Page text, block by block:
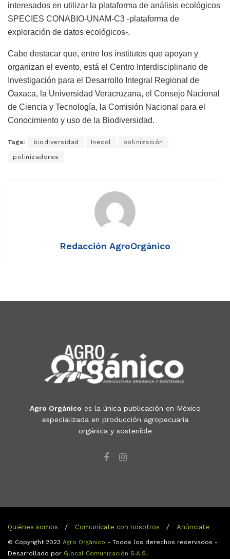
interesados en utilizar la plataforma de análisis ecológicos
SPECIES CONABIO-UNAM-C3 -plataforma de
exploración de datos ecológicos-.
Cabe destacar que, entre los institutos que apoyan y
organizan el evento, está el Centro Interdisciplinario de
Investigación para el Desarrollo Integral Regional de
Oaxaca, la Universidad Veracruzana, el Consejo Nacional
de Ciencia y Tecnología, la Comisión Nacional para el
Conocimiento y uso de la Biodiversidad.
Tags: biodiversidad Inecol polinización
polinizadores
Redacción AgroOrgánico
Agro Orgánico es la única publicación en México
especializada en producción agropecuaria
orgánica y sostenible
Quiénes somos Comunícate con nosotros Anúnciate
© Copyright 2023 Agro Orgánico - Todos los derechos reservados -
Desarrollado por Glocal Comunicación S.A.S..